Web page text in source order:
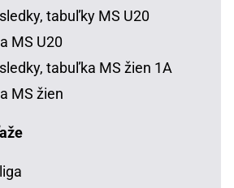
tabuľky MS U20
MS U20
tabuľka MS žien 1A
MS žien